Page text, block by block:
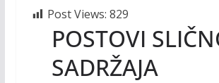
Post Views: 829
POSTOVI
SADRŽAJA